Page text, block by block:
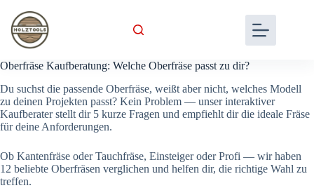
content
Oberfräse Kaufberatung: Welche Oberfräse passt zu dir?
Du suchst die passende Oberfräse, weißt aber nicht, welches Modell
zu deinen Projekten passt? Kein Problem — unser interaktiver
Kaufberater stellt dir 5 kurze Fragen und empfiehlt dir die ideale Fräse
für deine Anforderungen.
Ob Kantenfräse oder Tauchfräse, Einsteiger oder Profi — wir haben
12 beliebte Oberfräsen verglichen und helfen dir, die richtige Wahl zu
treffen.